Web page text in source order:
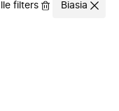
filters Biasia